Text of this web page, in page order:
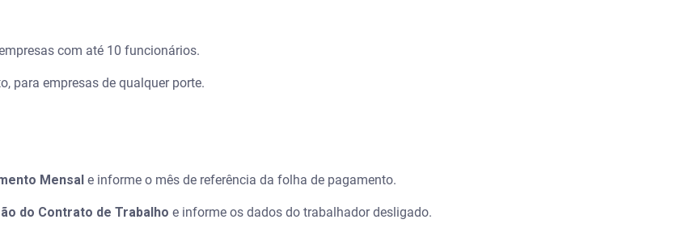
com até 10 funcionários.
empresas de qualquer porte.
Mensal e informe o mês de referência da folha de pagamento.
do Contrato de Trabalho e informe os dados do trabalhador desligado.